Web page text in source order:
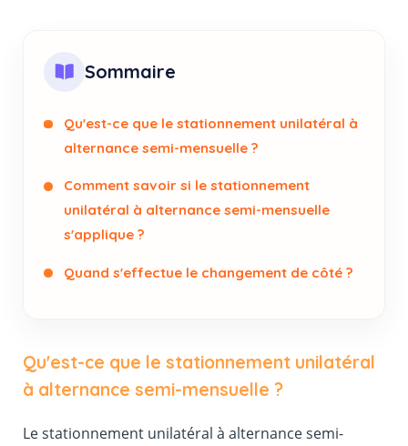
Sommaire
Qu'est-ce que le stationnement unilatéral à
alternance semi-mensuelle ?
Comment savoir si le stationnement
unilatéral à alternance semi-mensuelle
s'applique ?
Quand s'effectue le changement de côté ?
Qu'est-ce que le stationnement unilatéral
à alternance semi-mensuelle ?
Le stationnement unilatéral à alternance semi-